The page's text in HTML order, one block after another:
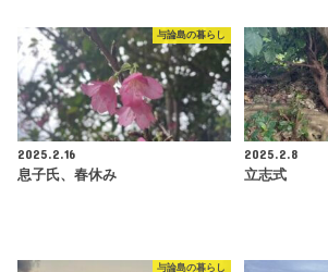
与論島の暮らし
2025.2.16
息子氏、春休み
2025.2.8
立志式
与論島の暮らし